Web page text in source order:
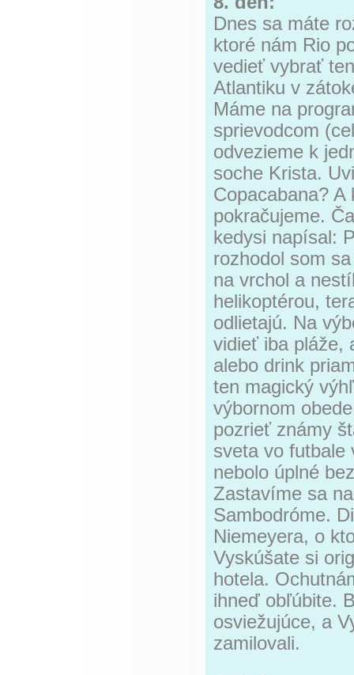
Dnes sa máte
ktoré nám Rio
vedieť vybrať
Atlantiku v
Máme na
sprievodcom
odvezieme k
soche Krista.
Copacabana?
pokračujeme.
kedysi napísal:
rozhodol som
na vrchol a
helikoptérou,
odlietajú. Na
vidieť iba pláže,
alebo drink
ten magický
výbornom
pozrieť známy
sveta vo futbale
nebolo úplné
Zastavíme sa
Sambodróme.
Niemeyera, o
Vyskúšate si
hotela.
ihneď obľúbite.
osviežujúce, a
zamilovali.